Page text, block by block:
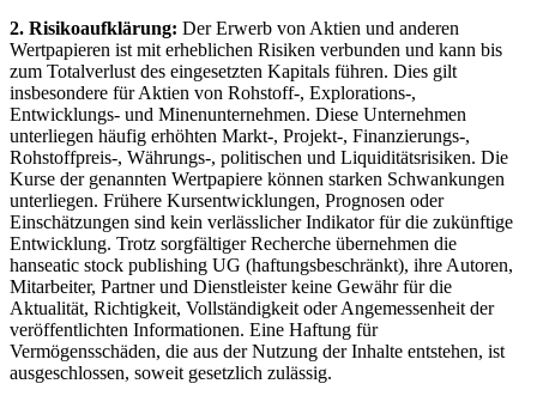
2. Risikoaufklärung: Der Erwerb von Aktien und anderen
Wertpapieren ist mit erheblichen Risiken verbunden und kann bis
zum Totalverlust des eingesetzten Kapitals führen. Dies gilt
insbesondere für Aktien von Rohstoff-, Explorations-,
Entwicklungs- und Minenunternehmen. Diese Unternehmen
unterliegen häufig erhöhten Markt-, Projekt-, Finanzierungs-,
Rohstoffpreis-, Währungs-, politischen und Liquiditätsrisiken. Die
Kurse der genannten Wertpapiere können starken Schwankungen
unterliegen. Frühere Kursentwicklungen, Prognosen oder
Einschätzungen sind kein verlässlicher Indikator für die zukünftige
Entwicklung. Trotz sorgfältiger Recherche übernehmen die
hanseatic stock publishing UG (haftungsbeschränkt), ihre Autoren,
Mitarbeiter, Partner und Dienstleister keine Gewähr für die
Aktualität, Richtigkeit, Vollständigkeit oder Angemessenheit der
veröffentlichten Informationen. Eine Haftung für
Vermögensschäden, die aus der Nutzung der Inhalte entstehen, ist
ausgeschlossen, soweit gesetzlich zulässig.